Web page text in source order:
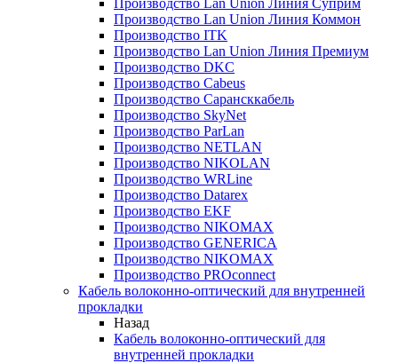
Производство Lan Union Линия Суприм
Производство Lan Union Линия Коммон
Производство ITK
Производство Lan Union Линия Премиум
Производство DKC
Производство Cabeus
Производство Сарансккабель
Производство SkyNet
Производство ParLan
Производство NETLAN
Производство NIKOLAN
Производство WRLine
Производство Datarex
Производство EKF
Производство NIKOMAX
Производство GENERICA
Производство NIKOMAX
Производство PROconnect
Кабель волоконно-оптический для внутренней
прокладки
Назад
Кабель волоконно-оптический для
внутренней прокладки